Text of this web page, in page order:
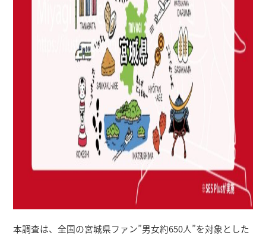
本調査は、全国の宮城県ファン”男女約650人”を対象とした